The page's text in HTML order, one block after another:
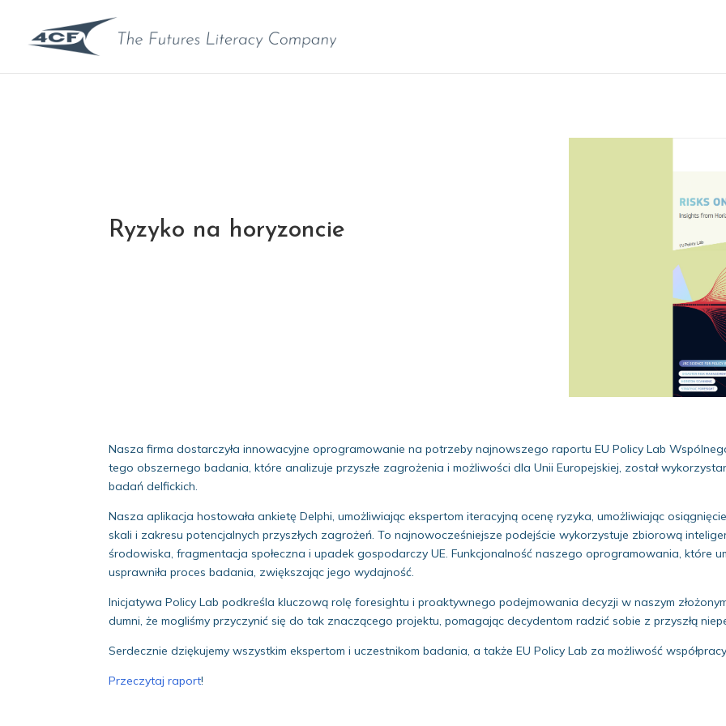
Ryzyko na horyzoncie
Nasza firma dostarczyła innowacyjne oprogramowanie na potrzeby najnowszego raportu EU Policy Lab
tego obszernego badania, które analizuje przyszłe zagrożenia i możliwości dla Unii Europejskiej, został
badań delfickich.
Nasza aplikacja hostowała ankietę Delphi, umożliwiając ekspertom iteracyjną ocenę ryzyka, umożliwiając
skali i zakresu potencjalnych przyszłych zagrożeń. To najnowocześniejsze podejście wykorzystuje zbiorową
środowiska, fragmentacja społeczna i upadek gospodarczy UE. Funkcjonalność naszego oprogramowania, które
usprawniła proces badania, zwiększając jego wydajność.
Inicjatywa Policy Lab podkreśla kluczową rolę foresightu i proaktywnego podejmowania decyzji w naszym
dumni, że mogliśmy przyczynić się do tak znaczącego projektu, pomagając decydentom radzić sobie z przyszłą
Serdecznie dziękujemy wszystkim ekspertom i uczestnikom badania, a także EU Policy Lab za możliwość
Przeczytaj raport!